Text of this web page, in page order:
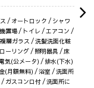
/ オートロック / シャワ
置場 / トイレ / エアコン /
層ガラス / 洗髪洗面化粧
ーリング / 照明器具 / 床
気(公メータ) / 排水(下水)
(月額無料) / 浴室 / 洗面所
ガスコンロ付 / 洗面所に